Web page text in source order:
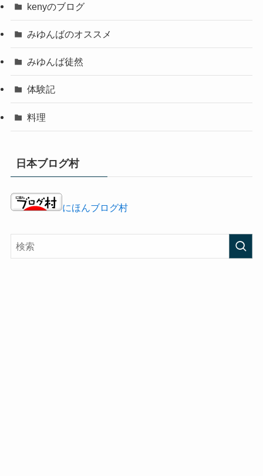
kenyのブログ
みゆんばのオススメ
みゆんば徒然
体験記
料理
日本ブログ村
にほんブログ村